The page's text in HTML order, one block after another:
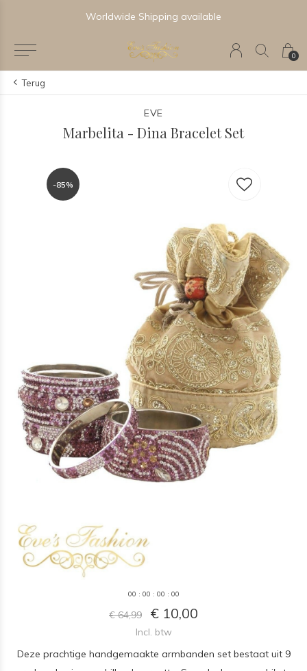
0
Worldwide Shipping available
Terug
EVE
Marbelita - Dina Bracelet Set
-85%
00 : 00 : 00 : 00
€ 64,99 € 10,00
Incl. btw
Deze prachtige handgemaakte armbanden set bestaat uit 9